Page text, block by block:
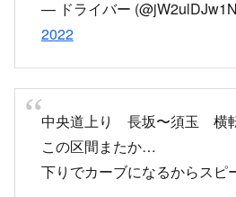
インターで中央自動車道を降
国道141号線へ迂回するようで
pic.twitter.com/P6SOOJSTf4
— あずさ (@azus1113)May